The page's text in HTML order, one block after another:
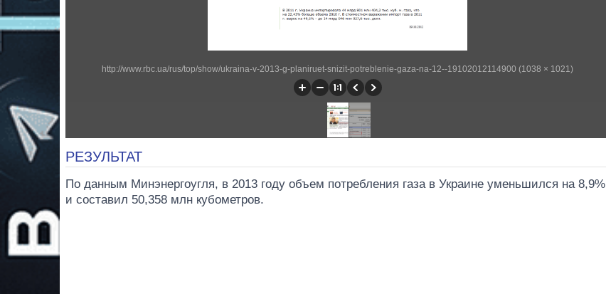
http://www.rbc.ua/rus/top/show/ukraina-v-2013-g-planiruet-snizit-potreblenie-gaza-na-12--19102012114900 (1038 × 1021)
РЕЗУЛЬТАТ
По данным Минэнергоугля, в 2013 году объем потребления газа в Украине уменьшился на 8,9%
и составил 50,358 млн кубометров.